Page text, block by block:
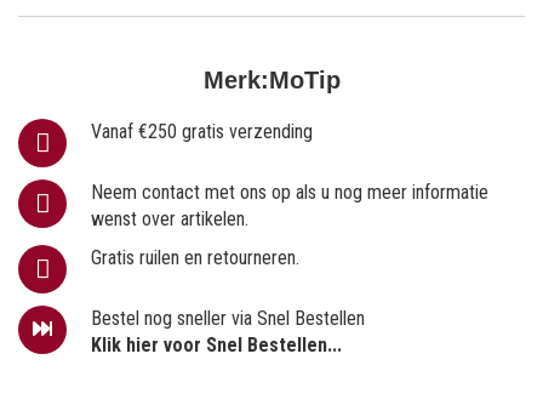
Merk:MoTip
Vanaf €250 gratis verzending
Neem contact met ons op als u nog meer informatie
wenst over artikelen.
Gratis ruilen en retourneren.
Bestel nog sneller via Snel Bestellen
Klik hier voor Snel Bestellen...